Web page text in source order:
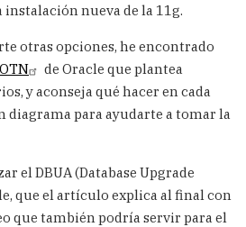
nueva de la 11g.
otras opciones, he encontrado
de Oracle que plantea
y aconseja qué hacer en cada
diagrama para ayudarte a tomar la
el DBUA (Database Upgrade
que el artículo explica al final con
que también podría servir para el